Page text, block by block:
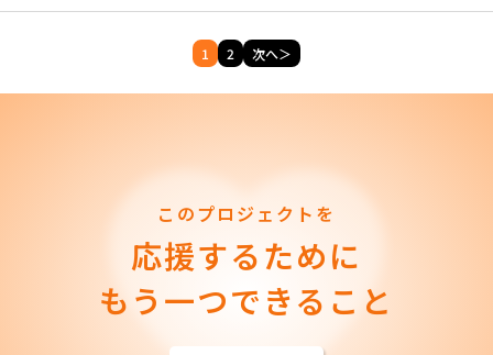
1 2 次へ＞
このプロジェクトを
応援するために
もう一つできること